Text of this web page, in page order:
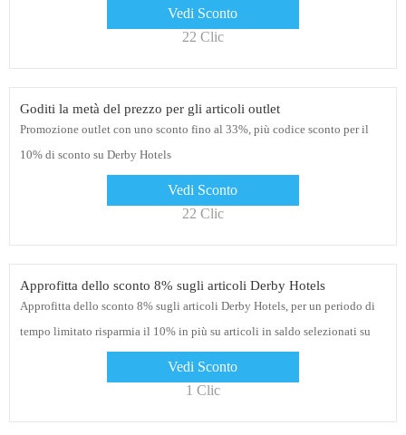
Vedi Sconto
22 Clic
Goditi la metà del prezzo per gli articoli outlet
Promozione outlet con uno sconto fino al 33%, più codice sconto per il
10% di sconto su Derby Hotels
Vedi Sconto
22 Clic
Approfitta dello sconto 8% sugli articoli Derby Hotels
Approfitta dello sconto 8% sugli articoli Derby Hotels, per un periodo di
tempo limitato risparmia il 10% in più su articoli in saldo selezionati su
Vedi Sconto
1 Clic